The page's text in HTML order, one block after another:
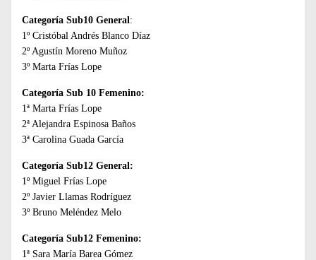
Categoría Sub10 General:
1º Cristóbal Andrés Blanco Díaz
2º Agustín Moreno Muñoz
3º Marta Frías Lope
Categoría Sub 10 Femenino:
1ª Marta Frías Lope
2ª Alejandra Espinosa Baños
3ª Carolina Guada García
Categoría Sub12 General:
1º Miguel Frías Lope
2º Javier Llamas Rodríguez
3º Bruno Meléndez Melo
Categoría Sub12 Femenino:
1ª Sara María Barea Gómez